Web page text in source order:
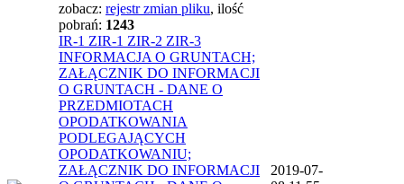
zobacz: rejestr zmian pliku, ilość
pobrań: 1243
IR-1 ZIR-1 ZIR-2 ZIR-3
INFORMACJA O GRUNTACH;
ZAŁĄCZNIK DO INFORMACJI
O GRUNTACH - DANE O
PRZEDMIOTACH
OPODATKOWANIA
PODLEGAJĄCYCH
OPODATKOWANIU;
ZAŁĄCZNIK DO INFORMACJI
2019-07-